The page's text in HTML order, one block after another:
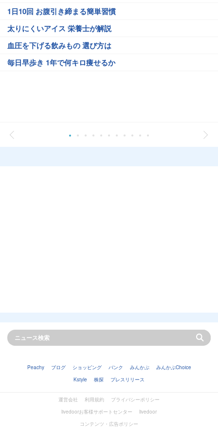
1日10回 お腹引き締まる簡単習慣
太りにくいアイス 栄養士が解説
血圧を下げる飲みもの 選び方は
毎日早歩き 1年で何キロ痩せるか
Peachy ブログ ショッピング バンク みんかぶ
みんかぶChoice
Kstyle
株探 プレスリリース
運営会社 利用規約
プライバシーポリシー
livedoorお客様サポートセンター
livedoor
コンテンツ・広告ポリシー